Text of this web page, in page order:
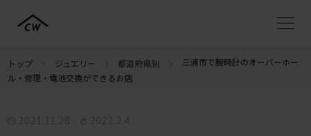
トップ ジュエリー 都道府県別
三浦市で腕時計のオーバーホー
ル・修理・電池交換ができるお店